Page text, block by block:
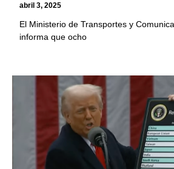
abril 3, 2025
El Ministerio de Transportes y
informa que ocho